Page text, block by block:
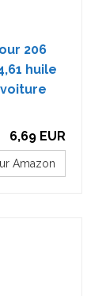
206
huile
6,69 EUR
Amazon